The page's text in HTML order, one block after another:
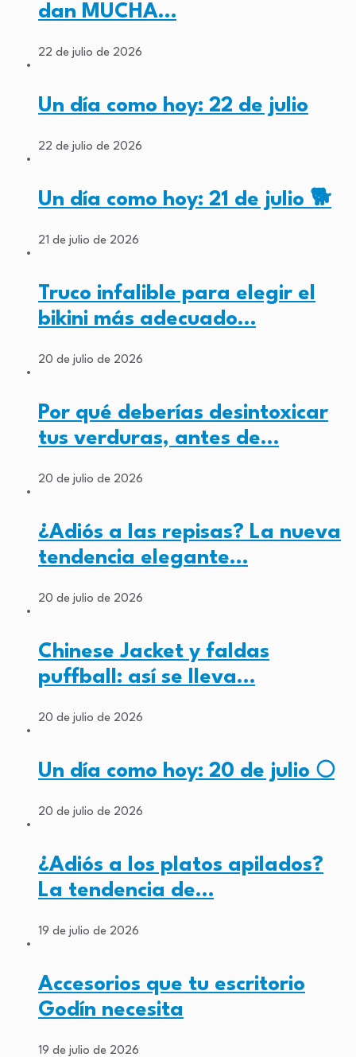
dan MUCHA…
22 de julio de 2026
Un día como hoy: 22 de julio
22 de julio de 2026
Un día como hoy: 21 de julio 🐕
21 de julio de 2026
Truco infalible para elegir el
bikini más adecuado…
20 de julio de 2026
Por qué deberías desintoxicar
tus verduras, antes de…
20 de julio de 2026
¿Adiós a las repisas? La nueva
tendencia elegante…
20 de julio de 2026
Chinese Jacket y faldas
puffball: así se lleva…
20 de julio de 2026
Un día como hoy: 20 de julio 🌕
20 de julio de 2026
¿Adiós a los platos apilados?
La tendencia de…
19 de julio de 2026
Accesorios que tu escritorio
Godín necesita
19 de julio de 2026